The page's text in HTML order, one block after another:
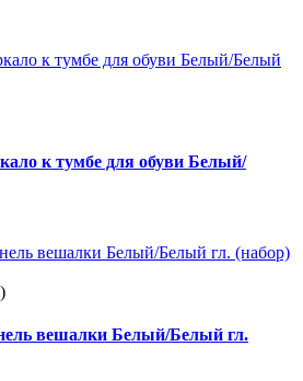
к тумбе для обуви Белый/
вешалки Белый/Белый гл.